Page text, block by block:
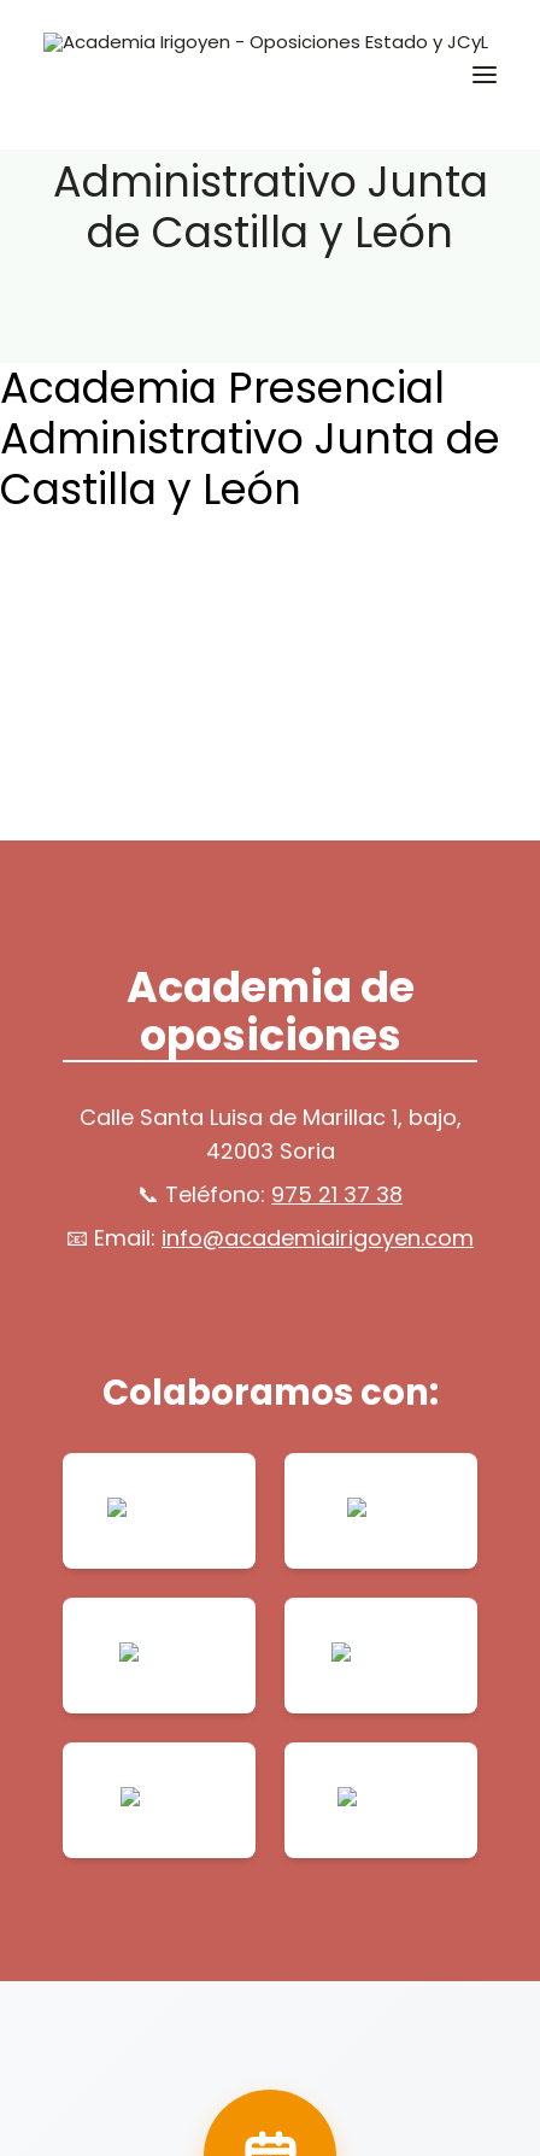
Oposiciones
Preguntas Frecuentes
BuscaOpos 🔎
Administrativo Junta
de Castilla y León
Academia Presencial
Administrativo Junta de
Castilla y León
Academia de
oposiciones
Calle Santa Luisa de Marillac 1, bajo,
42003 Soria
📞 Teléfono: 975 21 37 38
📧 Email: info@academiairigoyen.com
Colaboramos con: